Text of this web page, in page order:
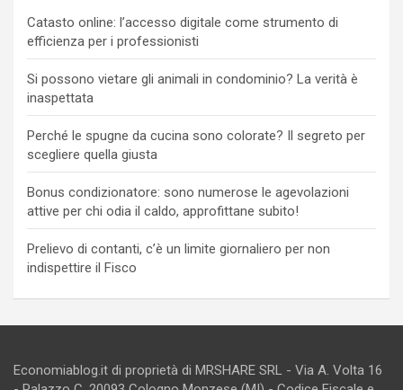
Catasto online: l’accesso digitale come strumento di
efficienza per i professionisti
Si possono vietare gli animali in condominio? La verità è
inaspettata
Perché le spugne da cucina sono colorate? Il segreto per
scegliere quella giusta
Bonus condizionatore: sono numerose le agevolazioni
attive per chi odia il caldo, approfittane subito!
Prelievo di contanti, c’è un limite giornaliero per non
indispettire il Fisco
Economiablog.it di proprietà di MRSHARE SRL - Via A. Volta 16